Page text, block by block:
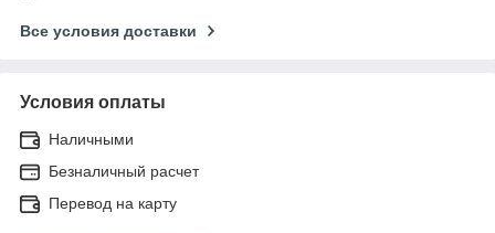
Все условия доставки
Условия оплаты
Наличными
Безналичный расчет
Перевод на карту